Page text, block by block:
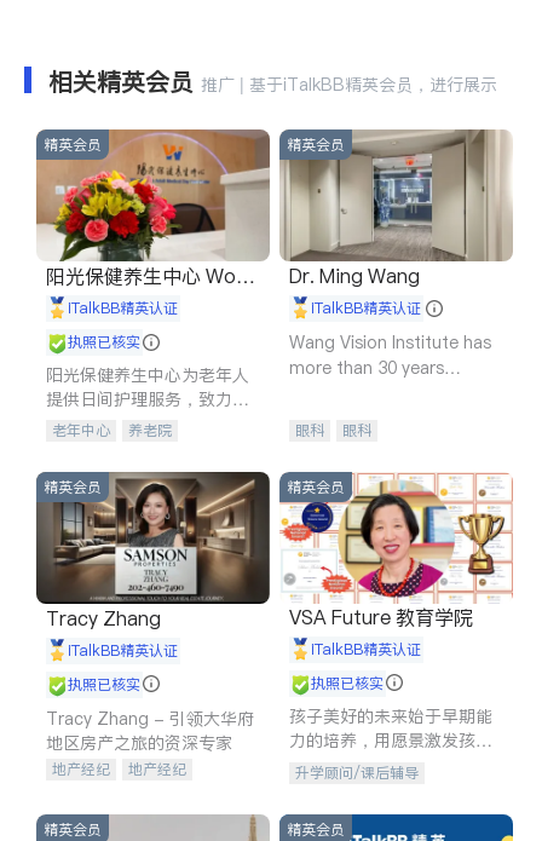
相关精英会员 推广 | 基于iTalkBB精英会员，进行展示
精英会员
阳光保健养生中心 World
shine
iTalkBB精英认证
执照已核实
阳光保健养生中心为老年人
提供日间护理服务，致力于
通过持续的护理创新来有效
老年中心 养老院
精英会员
Dr. Ming Wang
iTalkBB精英认证
Wang Vision Institute has
more than 30 years
眼科 眼科
精英会员
Tracy Zhang
iTalkBB精英认证
执照已核实
Tracy Zhang - 引领大华府
地区房产之旅的资深专家
地产经纪
地产经纪
商铺租售
精英会员
VSA Future 教育学院
iTalkBB精英认证
执照已核实
孩子美好的未来始于早期能
力的培养，用愿景激发孩子
的学习潜力和动力。理念：
拥有成长型心态是成功的基
石。
升学顾问/课后辅导
精英会员 精英会员